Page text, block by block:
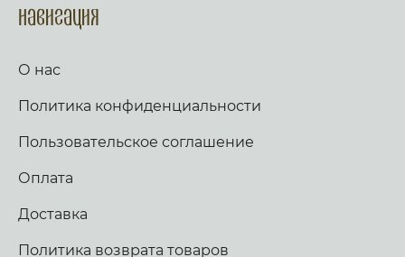
Навигация
О нас
Политика конфиденциальности
Пользовательское соглашение
Оплата
Доставка
Политика возврата товаров